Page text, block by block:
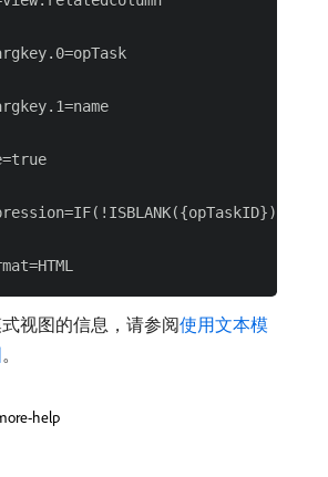
视图的信息，请参阅使用文本模
。
help